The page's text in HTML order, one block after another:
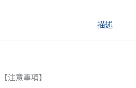
描述
【注意事項】